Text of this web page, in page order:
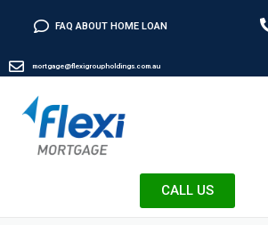
FAQ ABOUT HOME LOAN
mortgage@flexigroupholdings.com.au
CALL US